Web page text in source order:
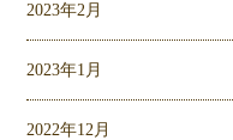
2023年2月
2023年1月
2022年12月